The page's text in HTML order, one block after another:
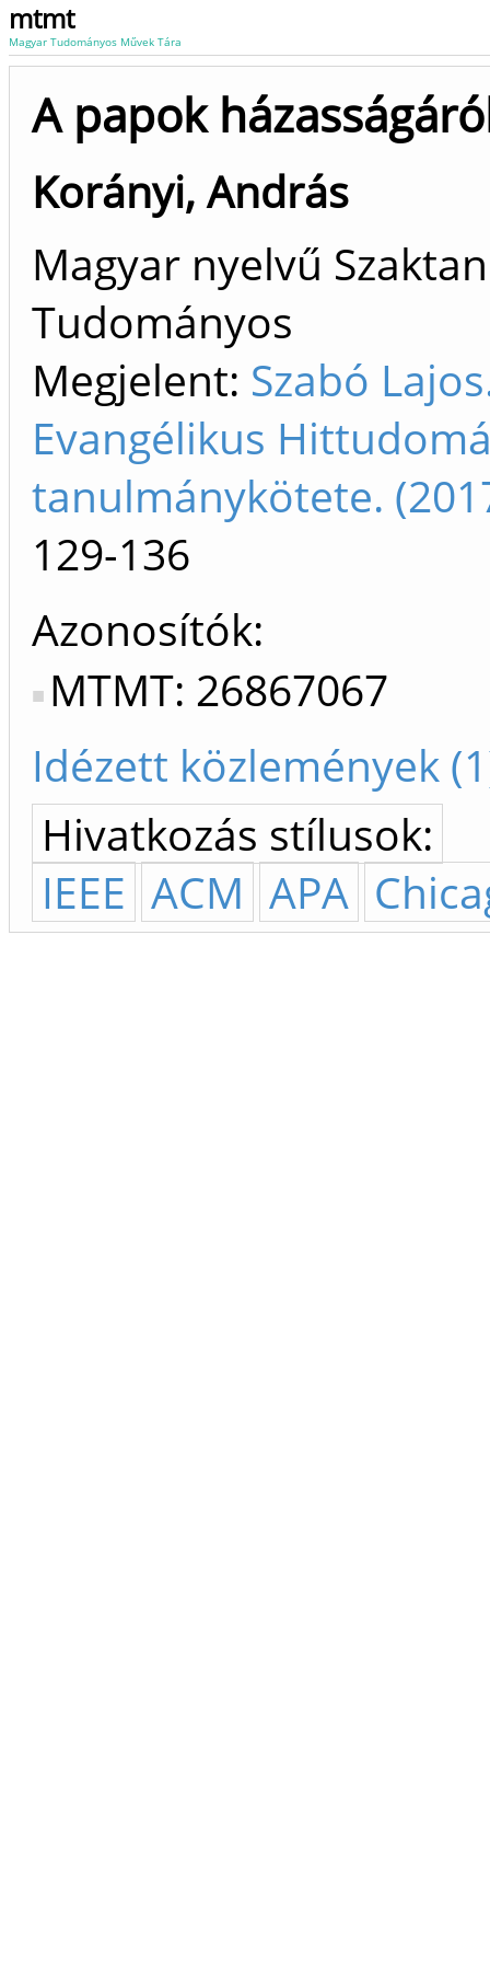
mtmt
Magyar Tudományos Művek Tára
A papok
Korányi, András
Magyar nyelvű
Tudományos
Megjelent: Szabó
Evangélikus
tanulmánykötete.
129-136
Azonosítók
MTMT: 26867067
Idézett közlemények
Hivatkozás stílusok:
IEEE ACM APA